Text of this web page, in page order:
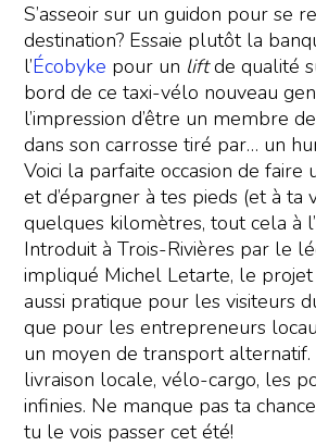
S’asseoir sur un guidon pour se
destination? Essaie plutôt la
l’Écobyke pour un liftde qualité
bord de ce taxi-vélo nouveau
l’impression d’être un membre
dans son carrosse tiré par… un
Voici la parfaite occasion de faire
et d’épargner à tes pieds (et à ta
quelques kilomètres, tout cela à
Introduit à Trois-Rivières par le
impliqué Michel Letarte, le
aussi pratique pour les visiteurs
que pour les entrepreneurs
un moyen de transport alternatif.
livraison locale, vélo-cargo, les
infinies. Ne manque pas ta
tu le vois passer cet été!